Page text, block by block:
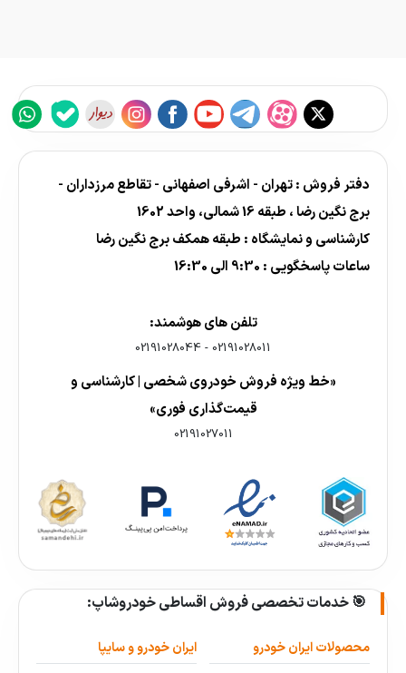
دفتر فروش : تهران - اشرفی اصفهانی - تقاطع مرزداران -
برج نگین رضا ، طبقه 16 شمالی، واحد 1602
کارشناسی و نمایشگاه : طبقه همکف برج نگین رضا
ساعات پاسخگویی : 9:30 الی 16:30
تلفن های هوشمند:
02191028011
-
02191028044
«خط ویژه فروش خودروی شخصی | کارشناسی و
قیمت‌گذاری فوری»
02191027011
🎯 خدمات تخصصی فروش اقساطی خودروشاپ:
محصولات ایران خودرو ایران خودرو و سایپا